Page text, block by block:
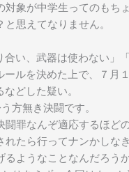
象が中学生ってのもち
思えてなりません。
い、武器は使わない」
ルを決めた上で、７月
どした疑い。
方無き決闘です。
罪なんぞ適応するほど
れたら行ってナンかし
ようなことなんだろうか